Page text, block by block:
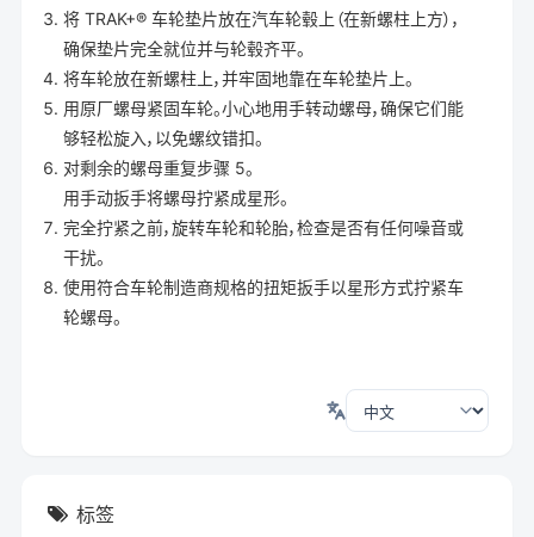
将 TRAK+® 车轮垫片放在汽车轮毂上（在新螺柱上方），
确保垫片完全就位并与轮毂齐平。
将车轮放在新螺柱上，并牢固地靠在车轮垫片上。
用原厂螺母紧固车轮。小心地用手转动螺母，确保它们能
够轻松旋入，以免螺纹错扣。
对剩余的螺母重复步骤 5。
用手动扳手将螺母拧紧成星形。
完全拧紧之前，旋转车轮和轮胎，检查是否有任何噪音或
干扰。
使用符合车轮制造商规格的扭矩扳手以星形方式拧紧车
轮螺母。
标签